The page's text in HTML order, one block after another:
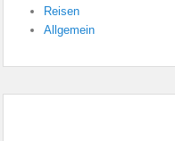
Reisen
Allgemein